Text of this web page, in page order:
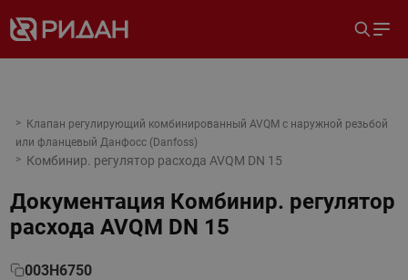
Клапан регулирующий комбинированный AVQM с наружной резьбой
или фланцевый Данфосс (Danfoss)
Комбинир. регулятор расхода AVQM DN 15
Документация Комбинир. регулятор
расхода AVQM DN 15
003H6750